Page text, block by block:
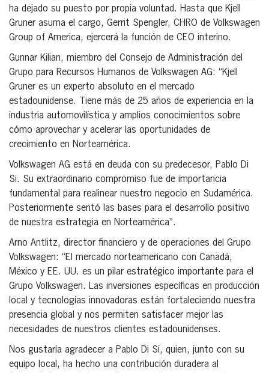
ha dejado su puesto por propia voluntad. Hasta que Kjell
Gruner asuma el cargo, Gerrit Spengler, CHRO de Volkswagen
Group of America, ejercerá la función de CEO interino.
Gunnar Kilian, miembro del Consejo de Administración del
Grupo para Recursos Humanos de Volkswagen AG: “Kjell
Gruner es un experto absoluto en el mercado
estadounidense. Tiene más de 25 años de experiencia en la
industria automovilística y amplios conocimientos sobre
cómo aprovechar y acelerar las oportunidades de
crecimiento en Norteamérica.
Volkswagen AG está en deuda con su predecesor, Pablo Di
Si. Su extraordinario compromiso fue de importancia
fundamental para realinear nuestro negocio en Sudamérica.
Posteriormente sentó las bases para el desarrollo positivo
de nuestra estrategia en Norteamérica”.
Arno Antlitz, director financiero y de operaciones del Grupo
Volkswagen: “El mercado norteamericano con Canadá,
México y EE. UU. es un pilar estratégico importante para el
Grupo Volkswagen. Las inversiones específicas en producción
local y tecnologías innovadoras están fortaleciendo nuestra
presencia global y nos permiten satisfacer mejor las
necesidades de nuestros clientes estadounidenses.
Nos gustaría agradecer a Pablo Di Si, quien, junto con su
equipo local, ha hecho una contribución duradera al